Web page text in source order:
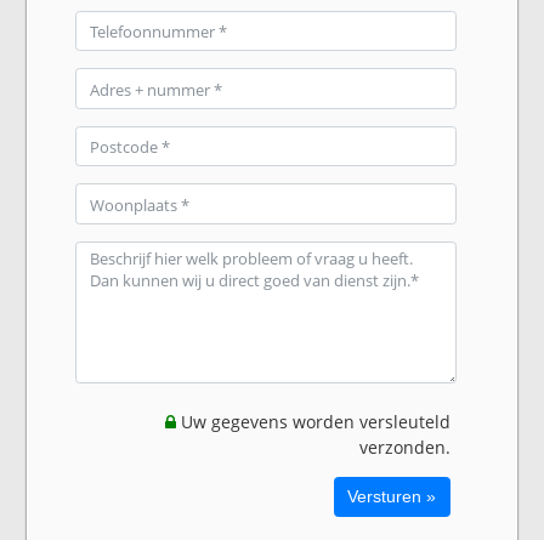
Uw gegevens worden versleuteld
verzonden.